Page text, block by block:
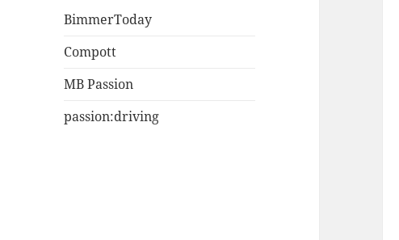
BimmerToday
Compott
MB Passion
passion:driving